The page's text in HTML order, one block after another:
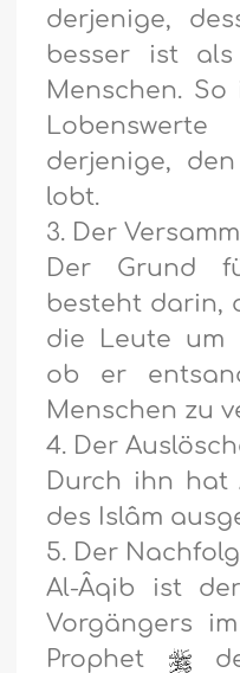
derjenige,
besser ist
Menschen.
derjenige,
lobt.
3. Der
Der Grund
besteht darin,
die Leute um
ob er
Menschen zu
4. Der
Durch ihn hat
des Islâm
5. Der
Al-Âqib ist
Vorgängers
Prophet